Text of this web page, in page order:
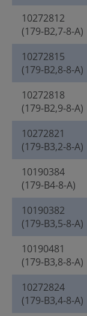
10272812
(179-B2,7-8-A)
10272815
(179-B2,8-8-A)
10272818
(179-B2,9-8-A)
10272821
(179-B3,2-8-A)
10190384
(179-B4-8-A)
10190382
(179-B3,5-8-A)
10190481
(179-B3,8-8-A)
10272824
(179-B3,4-8-A)